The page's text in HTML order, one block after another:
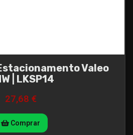
Valeo
| LKSP14
27,68 €
Comprar